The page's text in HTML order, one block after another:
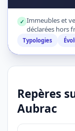
✓ Immeubles et
déclarées hors
Typologies
Repères
Aubrac